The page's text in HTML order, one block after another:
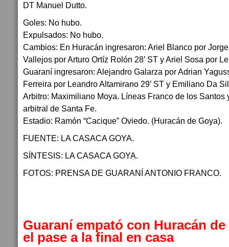
DT Manuel Dutto.
Goles: No hubo.
Expulsados: No hubo.
Cambios: En Huracán ingresaron: Ariel Blanco por
Vallejos por Arturo Ortíz Rolón 28’ ST y Ariel Sosa por
Guaraní ingresaron: Alejandro Galarza por Adrian
Ferreira por Leandro Altamirano 29’ ST y Emiliano Da
Arbitro: Maximiliano Moya. Líneas Franco de los Santos
arbitral de Santa Fe.
Estadio: Ramón “Cacique” Oviedo. (Huracán de Goya).
FUENTE: LA CASACA GOYA.
SÍNTESIS: LA CASACA GOYA.
FOTOS: PRENSA DE GUARANÍ ANTONIO FRANCO.
Guaraní empató con Huracán
el pase a la final en casa